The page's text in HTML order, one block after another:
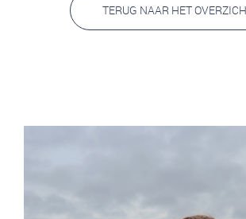
TERUG NAAR HET